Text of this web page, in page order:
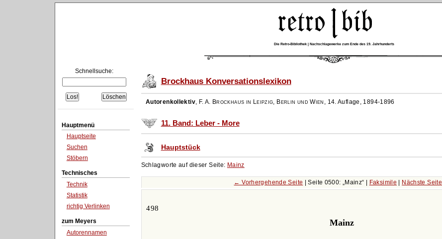
Die Retro-Bibliothek | Nachschlagewerke zum Ende des 19. Jahrhunderts
Schnellsuche:
Hauptmenü
Hauptseite
Suchen
Stöbern
Technisches
Technik
Statistik
richtig Verlinken
zum Meyers
Autorennamen
Brockhaus Konversationslexikon
Autorenkollektiv, F. A. Brockhaus in Leipzig, Berlin und Wien , 14. Auflage, 1894-1896
11. Band: Leber - More
Hauptstück
Schlagworte auf dieser Seite: Mainz
← Vorhergehende Seite | Seite 0500: Mainz Faksimile Nächste
498
Mainz